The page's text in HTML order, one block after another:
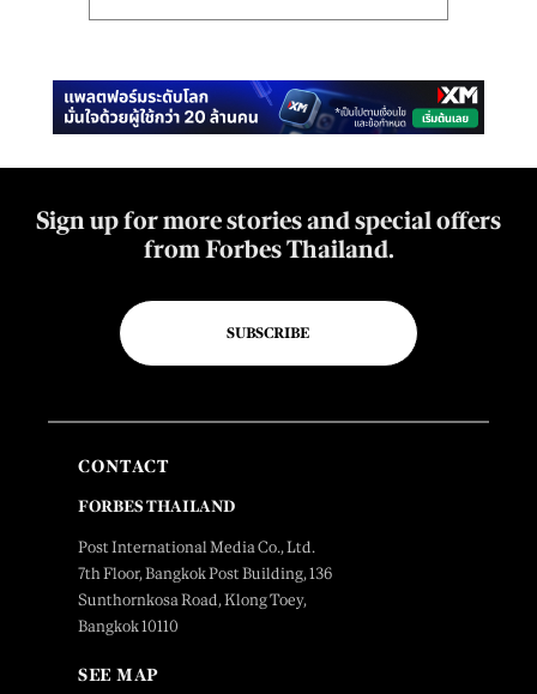
Sign up for more stories and special offers
from Forbes Thailand.
SUBSCRIBE
CONTACT
FORBES THAILAND
Post International Media Co., Ltd.
7th Floor, Bangkok Post Building, 136
Sunthornkosa Road, Klong Toey,
Bangkok 10110
SEE MAP